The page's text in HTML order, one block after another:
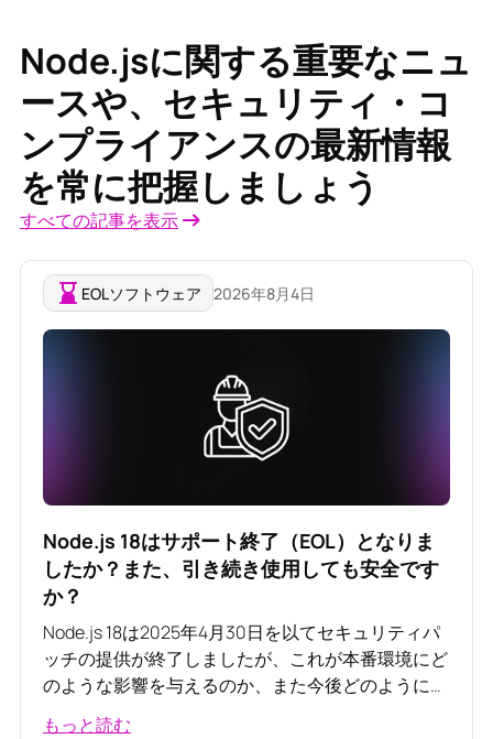
Node.jsに関する重要なニュ
ースや、セキュリティ・コ
ンプライアンスの最新情報
を常に把握しましょう
すべての記事を表示
EOLソフトウェア 2026年8月4日
Node.js 18はサポート終了（EOL）となりま
したか？また、引き続き使用しても安全です
か？
Node.js 18は2025年4月30日を以てセキュリティパ
ッチの提供が終了しましたが、これが本番環境にど
のような影響を与えるのか、また今後どのように対
応すべきかについて解説します。
もっと読む